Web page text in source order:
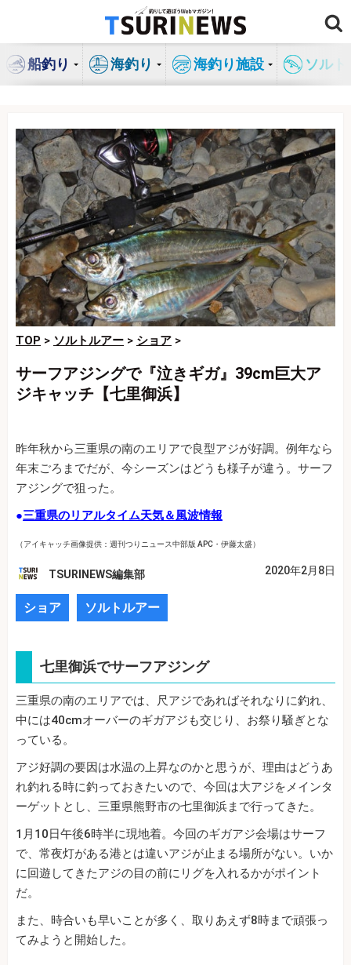
ン
船釣り 海釣り 海釣り施設 ソル
TOP > ソルトルアー > ショア >
サーフアジングで『泣きギガ』39cm巨大ア
ジキャッチ【七里御浜】
昨年秋から三重県の南のエリアで良型アジが好調。例年なら
年末ごろまでだが、今シーズンはどうも様子が違う。サーフ
アジングで狙った。
●三重県のリアルタイム天気＆風波情報
（アイキャッチ画像提供：週刊つりニュース中部版 APC・伊藤太盛）
TSURINEWS編集部 2020年2月8日
ショア ソルトルアー
七里御浜でサーフアジング
三重県の南のエリアでは、尺アジであればそれなりに釣れ、
中には40cmオーバーのギガアジも交じり、お祭り騒ぎとな
っている。
アジ好調の要因は水温の上昇なのかと思うが、理由はどうあ
れ釣れる時に釣っておきたいので、今回は大アジをメインタ
ーゲットとし、三重県熊野市の七里御浜まで行ってきた。
1月10日午後6時半に現地着。今回のギガアジ会場はサーフ
で、常夜灯がある港とは違いアジが止まる場所がない。いか
に回遊してきたアジの目の前にリグを入れるかがポイント
だ。
また、時合いも早いことが多く、取りあえず8時まで頑張っ
てみようと開始した。